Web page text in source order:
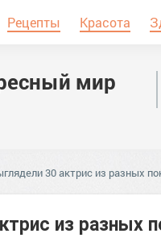
Рецепты Красота
мир
30 актрис из разных
из разных